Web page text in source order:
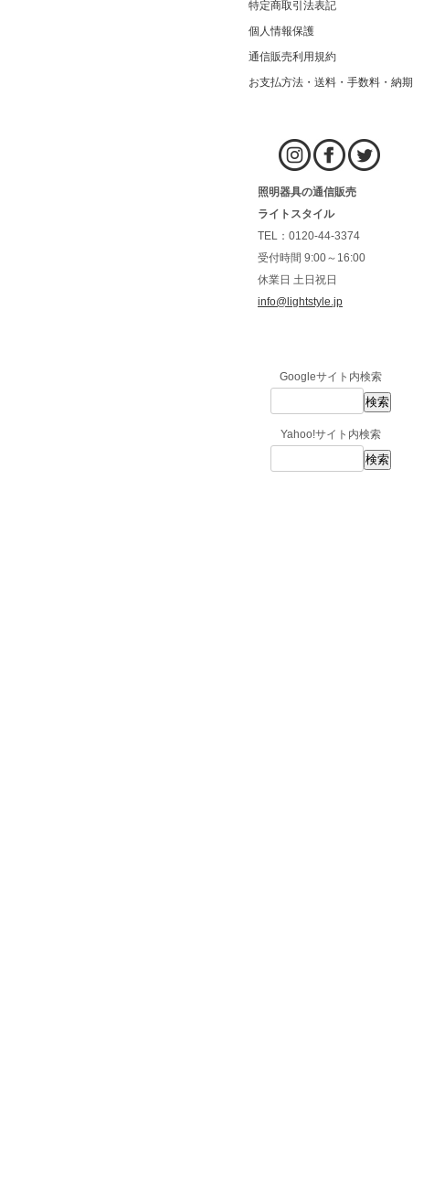
特定商取引法表記
個人情報保護
通信販売利用規約
お支払方法・送料・手数料・納期
照明器具の通信販売
ライトスタイル
TEL：0120-44-3374
受付時間 9:00～16:00
休業日 土日祝日
info@lightstyle.jp
Googleサイト内検索
Yahoo!サイト内検索